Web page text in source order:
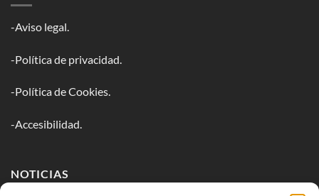
-Aviso legal.
-Política de privacidad.
-Política de Cookies.
-Accesibilidad.
NOTICIAS